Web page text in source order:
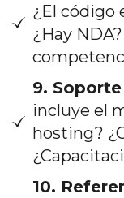
¿El código
¿Hay
9.
incluye el
hosting?
10.